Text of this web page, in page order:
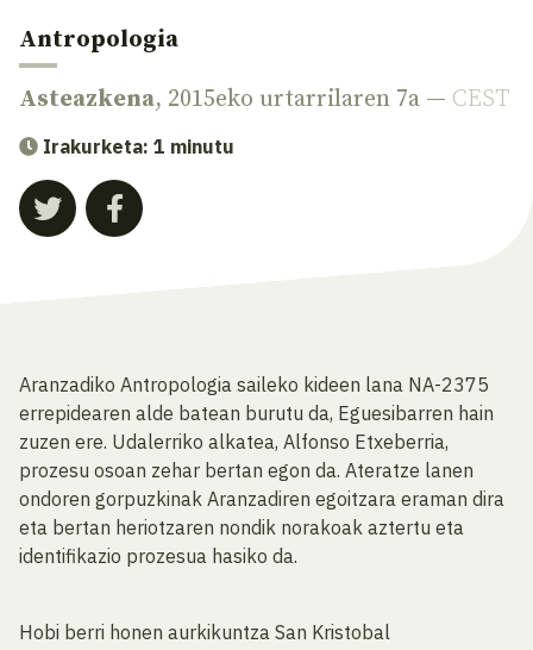
Antropologia
Asteazkena, 2015eko urtarrilaren 7a — CEST
Irakurketa: 1 minutu
Aranzadiko Antropologia saileko kideen lana NA-2375
errepidearen alde batean burutu da, Eguesibarren hain
zuzen ere. Udalerriko alkatea, Alfonso Etxeberria,
prozesu osoan zehar bertan egon da. Ateratze lanen
ondoren gorpuzkinak Aranzadiren egoitzara eraman dira
eta bertan heriotzaren nondik norakoak aztertu eta
identifikazio prozesua hasiko da.
Hobi berri honen aurkikuntza San Kristobal